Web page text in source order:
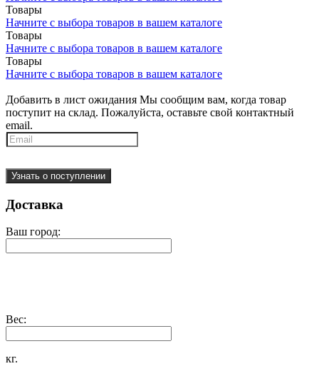
Товары
Начните с выбора товаров в вашем каталоге
Товары
Начните с выбора товаров в вашем каталоге
Товары
Начните с выбора товаров в вашем каталоге
Добавить в лист ожидания Мы сообщим вам, когда товар
поступит на склад. Пожалуйста, оставьте свой контактный
email.
Узнать о поступлении
Доставка
Ваш город:
Вес:
кг.